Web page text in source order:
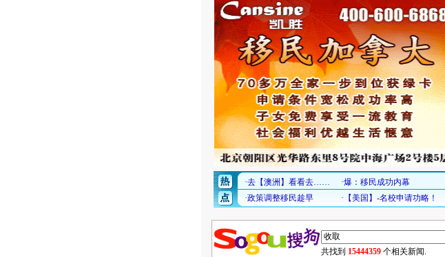
共找到 15444359 个相关新闻.